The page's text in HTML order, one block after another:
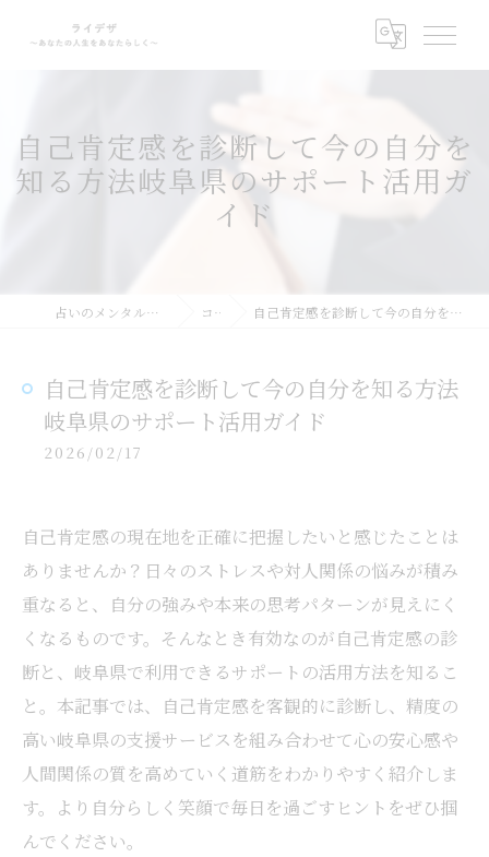
自己肯定感を診断して今の自分を
知る方法岐阜県のサポート活用ガ
イド
占いのメンタルサポートならライデザ コラム 自己肯定感を診断して今の自分を知る方法岐阜県のサポート活用ガイド
自己肯定感を診断して今の自分を知る方法
岐阜県のサポート活用ガイド
2026/02/17
自己肯定感の現在地を正確に把握したいと感じたことは
ありませんか？日々のストレスや対人関係の悩みが積み
重なると、自分の強みや本来の思考パターンが見えにく
くなるものです。そんなとき有効なのが自己肯定感の診
断と、岐阜県で利用できるサポートの活用方法を知るこ
と。本記事では、自己肯定感を客観的に診断し、精度の
高い岐阜県の支援サービスを組み合わせて心の安心感や
人間関係の質を高めていく道筋をわかりやすく紹介しま
す。より自分らしく笑顔で毎日を過ごすヒントをぜひ掴
んでください。